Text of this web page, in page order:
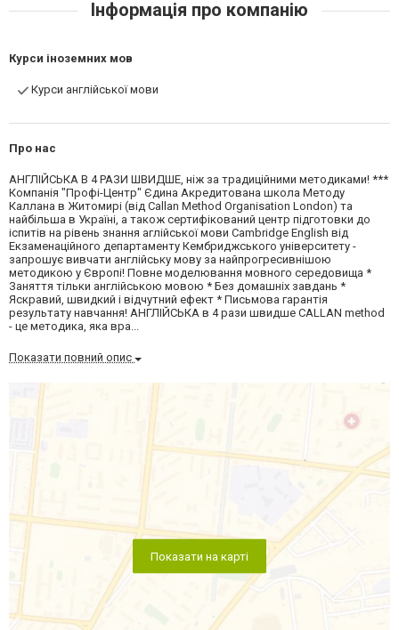
Інформація про компанію
Курси іноземних мов
Курси англійської мови
Про нас
АНГЛІЙСЬКА В 4 РАЗИ ШВИДШЕ, ніж за традиційними методиками! ***
Компанія "Профі-Центр" Єдина Акредитована школа Методу
Каллана в Житомирі (від Callan Method Organisation London) та
найбільша в Україні, а також сертифікований центр підготовки до
іспитів на рівень знання аглійської мови Cambridge English від
Екзаменаційного департаменту Кембриджського університету -
запрошує вивчати англійську мову за найпрогресивнішою
методикою у Європі! Повне моделювання мовного середовища *
Заняття тільки англійською мовою * Без домашніх завдань *
Яскравий, швидкий і відчутний ефект * Письмова гарантія
результату навчання! АНГЛІЙСЬКА в 4 рази швидше CALLAN method
- це методика, яка вра...
Показати повний опис
Показати на карті